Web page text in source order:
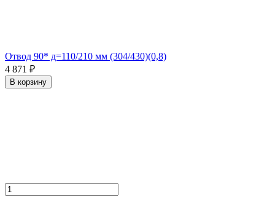
Отвод 90* д=110/210 мм (304/430)(0,8)
4 871 ₽
В корзину